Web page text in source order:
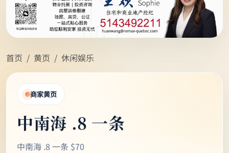
首页 黄页 休闲娱乐
商家黄页
中南海 .8 一条
中南海 .8 一条 $70